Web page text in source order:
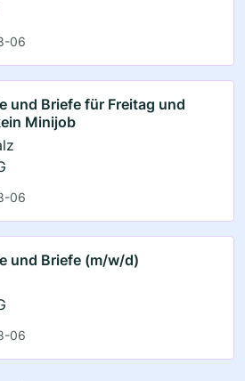
06
und Briefe für Freitag und
Minijob
06
und Briefe (m/w/d)
06